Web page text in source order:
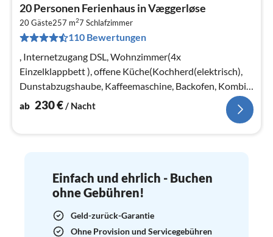
20 Personen Ferienhaus in Væggerløse
20 Gäste257 m27 Schlafzimmer
110 Bewertungen
, Internetzugang DSL, Wohnzimmer(4x
Einzelklappbett ), offene Küche(Kochherd(elektrisch),
Dunstabzugshaube, Kaffeemaschine, Backofen, Kombi-
Mikrowelle, Spülmaschine, Kühl-/Gefrierk...
ab 230€/ Nacht
Einfach und ehrlich - Buchen
ohne Gebühren!
Geld-zurück-Garantie
Ohne Provision und Servicegebühren